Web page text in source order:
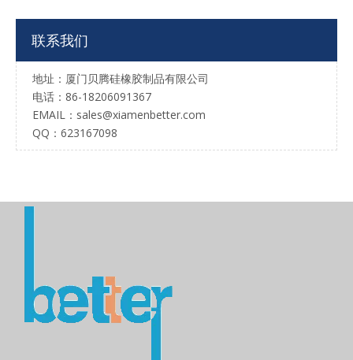
联系我们
地址：厦门贝腾硅橡胶制品有限公司
电话：86-18206091367
EMAIL： sales@xiamenbetter.com
QQ：623167098